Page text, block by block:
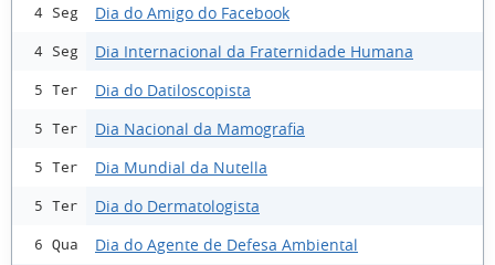
4 Seg Dia do Amigo do Facebook
4 Seg Dia Internacional da Fraternidade Humana
5 Ter Dia do Datiloscopista
5 Ter Dia Nacional da Mamografia
5 Ter Dia Mundial da Nutella
5 Ter Dia do Dermatologista
6 Qua Dia do Agente de Defesa Ambiental